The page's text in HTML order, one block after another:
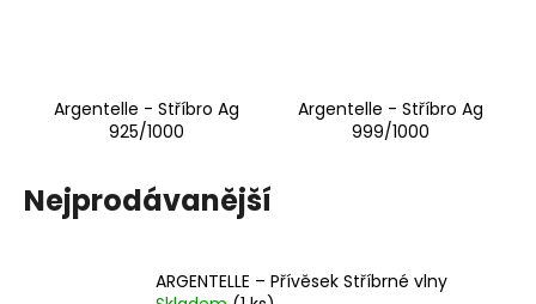
Argentelle - Stříbro Ag
925/1000
Argentelle - Stříbro Ag
999/1000
Nejprodávanější
ARGENTELLE – Přívěsek Stříbrné vlny
NÁHRDELNÍK
ETERNELLE
720
Kč